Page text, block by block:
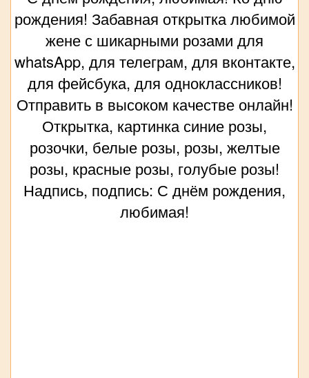
рождения! Забавная открытка любимой
жене с шикарными розами для
whatsApp, для телеграм, для вконтакте,
для фейсбука, для одноклассников!
Отправить в высоком качестве онлайн!
Открытка, картинка синие розы,
розочки, белые розы, розы, желтые
розы, красные розы, голубые розы!
Надпись, подпись: С днём рождения,
любимая!